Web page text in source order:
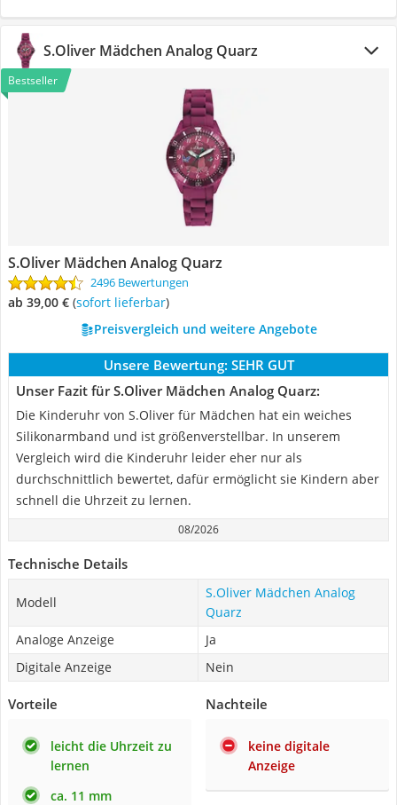
S.Oliver Mädchen Analog Quarz
Bestseller
S.Oliver Mädchen Analog Quarz
2496 Bewertungen
ab 39,00 € ( Sofort lieferbar)
Preisvergleich und weitere Angebote
Unsere Bewertung: SEHR GUT
Unser Fazit für S.Oliver Mädchen Analog Quarz:
Die Kinderuhr von S.Oliver für Mädchen hat ein weiches
Silikonarmband und ist größenverstellbar. In unserem
Vergleich wird die Kinderuhr leider eher nur als
durchschnittlich bewertet, dafür ermöglicht sie Kindern aber
schnell die Uhrzeit zu lernen.
08/2026
Technische Details
Modell
S.Oliver Mädchen Analog
Quarz
Analoge Anzeige
Ja
Digitale Anzeige
Nein
Vorteile
leicht die Uhrzeit zu
lernen
ca. 11 mm
Nachteile
keine digitale
Anzeige